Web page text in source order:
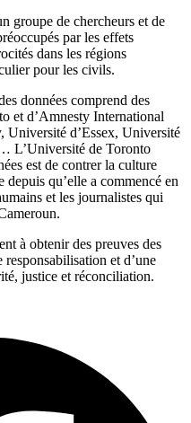
groupe de chercheurs et de
par les effets
dans les régions
pour les civils.
données comprend des
et d’Amnesty International
d’Essex, Université
L’Université de Toronto
est de contrer la culture
qu’elle a commencé en
et les journalistes qui
à obtenir des preuves des
et d’une
justice et réconciliation.